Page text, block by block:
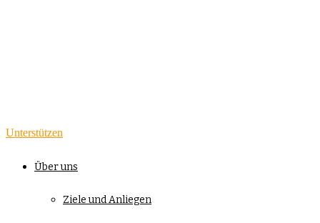
Unterstützen
Über uns
Ziele und Anliegen